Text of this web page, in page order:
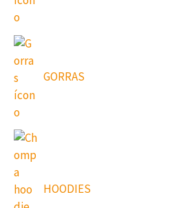
GORRAS
HOODIES